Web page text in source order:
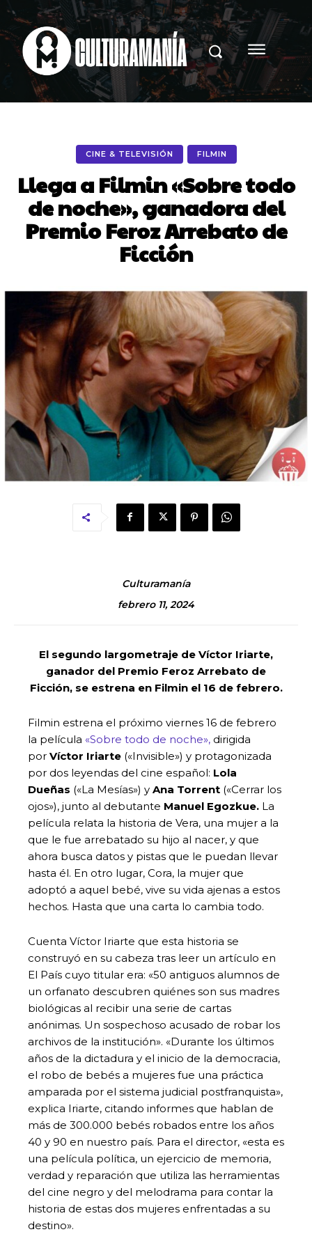
CINE & TELEVISIÓN FILMIN
Llega a Filmin «Sobre todo
de noche», ganadora del
Premio Feroz Arrebato de
Ficción
Culturamanía
febrero 11, 2024
El segundo largometraje de Víctor Iriarte,
ganador del Premio Feroz Arrebato de
Ficción, se estrena en Filmin el 16 de febrero.
Filmin estrena el próximo viernes 16 de febrero
la película «Sobre todo de noche», dirigida
por Víctor Iriarte («Invisible») y protagonizada
por dos leyendas del cine español: Lola
Dueñas («La Mesías») y Ana Torrent («Cerrar los
ojos»), junto al debutante Manuel Egozkue. La
película relata la historia de Vera, una mujer a la
que le fue arrebatado su hijo al nacer, y que
ahora busca datos y pistas que le puedan llevar
hasta él. En otro lugar, Cora, la mujer que
adoptó a aquel bebé, vive su vida ajenas a estos
hechos. Hasta que una carta lo cambia todo.
Cuenta Víctor Iriarte que esta historia se
construyó en su cabeza tras leer un artículo en
El País cuyo titular era: «50 antiguos alumnos de
un orfanato descubren quiénes son sus madres
biológicas al recibir una serie de cartas
anónimas. Un sospechoso acusado de robar los
archivos de la institución». «Durante los últimos
años de la dictadura y el inicio de la democracia,
el robo de bebés a mujeres fue una práctica
amparada por el sistema judicial postfranquista»,
explica Iriarte, citando informes que hablan de
más de 300.000 bebés robados entre los años
40 y 90 en nuestro país. Para el director, «esta es
una película política, un ejercicio de memoria,
verdad y reparación que utiliza las herramientas
del cine negro y del melodrama para contar la
historia de estas dos mujeres enfrentadas a su
destino».